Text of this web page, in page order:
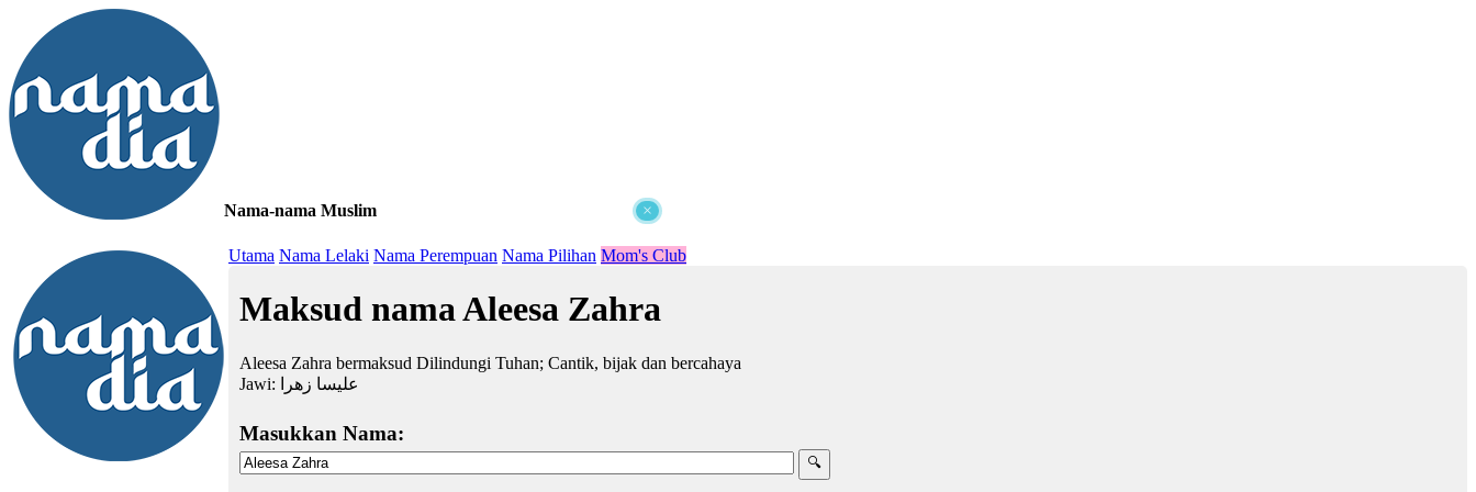
×
Nama-nama Muslim
Utama Nama Lelaki Nama Perempuan Nama Pilihan Mom's Club
Maksud nama Aleesa Zahra
Aleesa Zahra bermaksud Dilindungi Tuhan; Cantik, bijak dan bercahaya
Jawi:
عليسا زهرا
Masukkan Nama: